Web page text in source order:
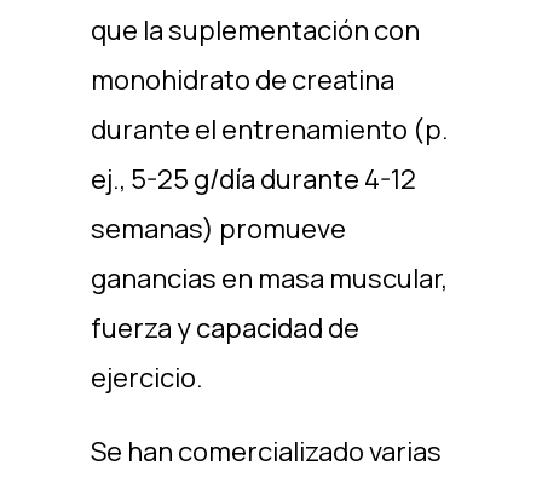
que la suplementación con
monohidrato de creatina
durante el entrenamiento (p.
ej., 5-25 g/día durante 4-12
semanas) promueve
ganancias en masa muscular,
fuerza y capacidad de
ejercicio.
Se han comercializado varias